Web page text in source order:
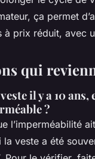
ça permet
à prix réduit, avec
qui
il y a 10
?
l’imperméabilité
veste a été